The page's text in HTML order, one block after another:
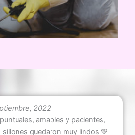
2022
amables y pacientes,
quedaron muy lindos 💚